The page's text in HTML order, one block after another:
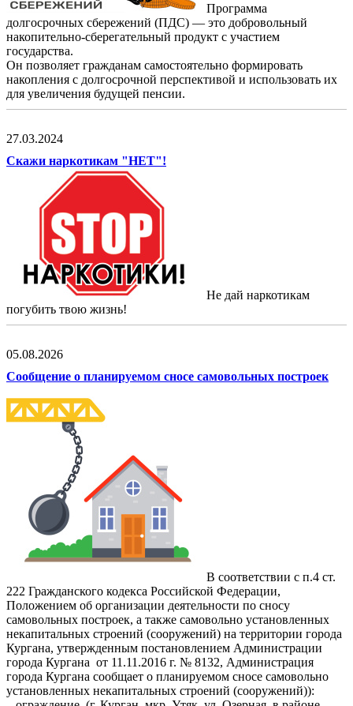
Программа
долгосрочных сбережений (ПДС) — это добровольный
накопительно-сберегательный продукт с участием
государства.
Он позволяет гражданам самостоятельно формировать
накопления с долгосрочной перспективой и использовать их
для увеличения будущей пенсии.
27.03.2024
Скажи наркотикам "НЕТ"!
Не дай наркотикам
погубить твою жизнь!
05.08.2026
Сообщение о планируемом сносе самовольных построек
В соответствии с п.4 ст.
222 Гражданского кодекса Российской Федерации,
Положением об организации деятельности по сносу
самовольных построек, а также самовольно установленных
некапитальных строений (сооружений) на территории города
Кургана, утвержденным постановлением Администрации
города Кургана от 11.11.2016 г. № 8132, Администрация
города Кургана сообщает о планируемом сносе самовольно
установленных некапитальных строений (сооружений)):